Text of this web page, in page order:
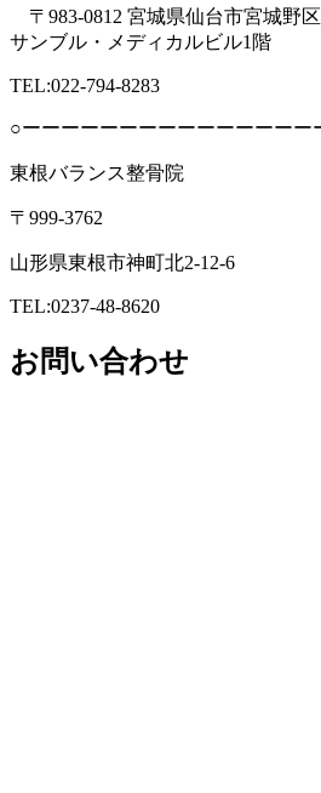
〒983-0812 宮城県仙台市宮城野
サンブル・メディカルビル1階
TEL:022-794-8283
○ーーーーーーーーーーーーーーー
東根バランス整骨院
〒999-3762
山形県東根市神町北2-12-6
TEL:0237-48-8620
お問い合わせ